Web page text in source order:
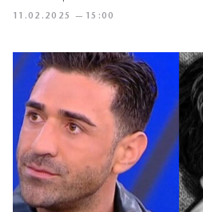
11.02.2025 — 15:00